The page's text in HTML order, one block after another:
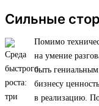
Сильные
Помимо
на умение
быть
бизнесу
в реализацию.